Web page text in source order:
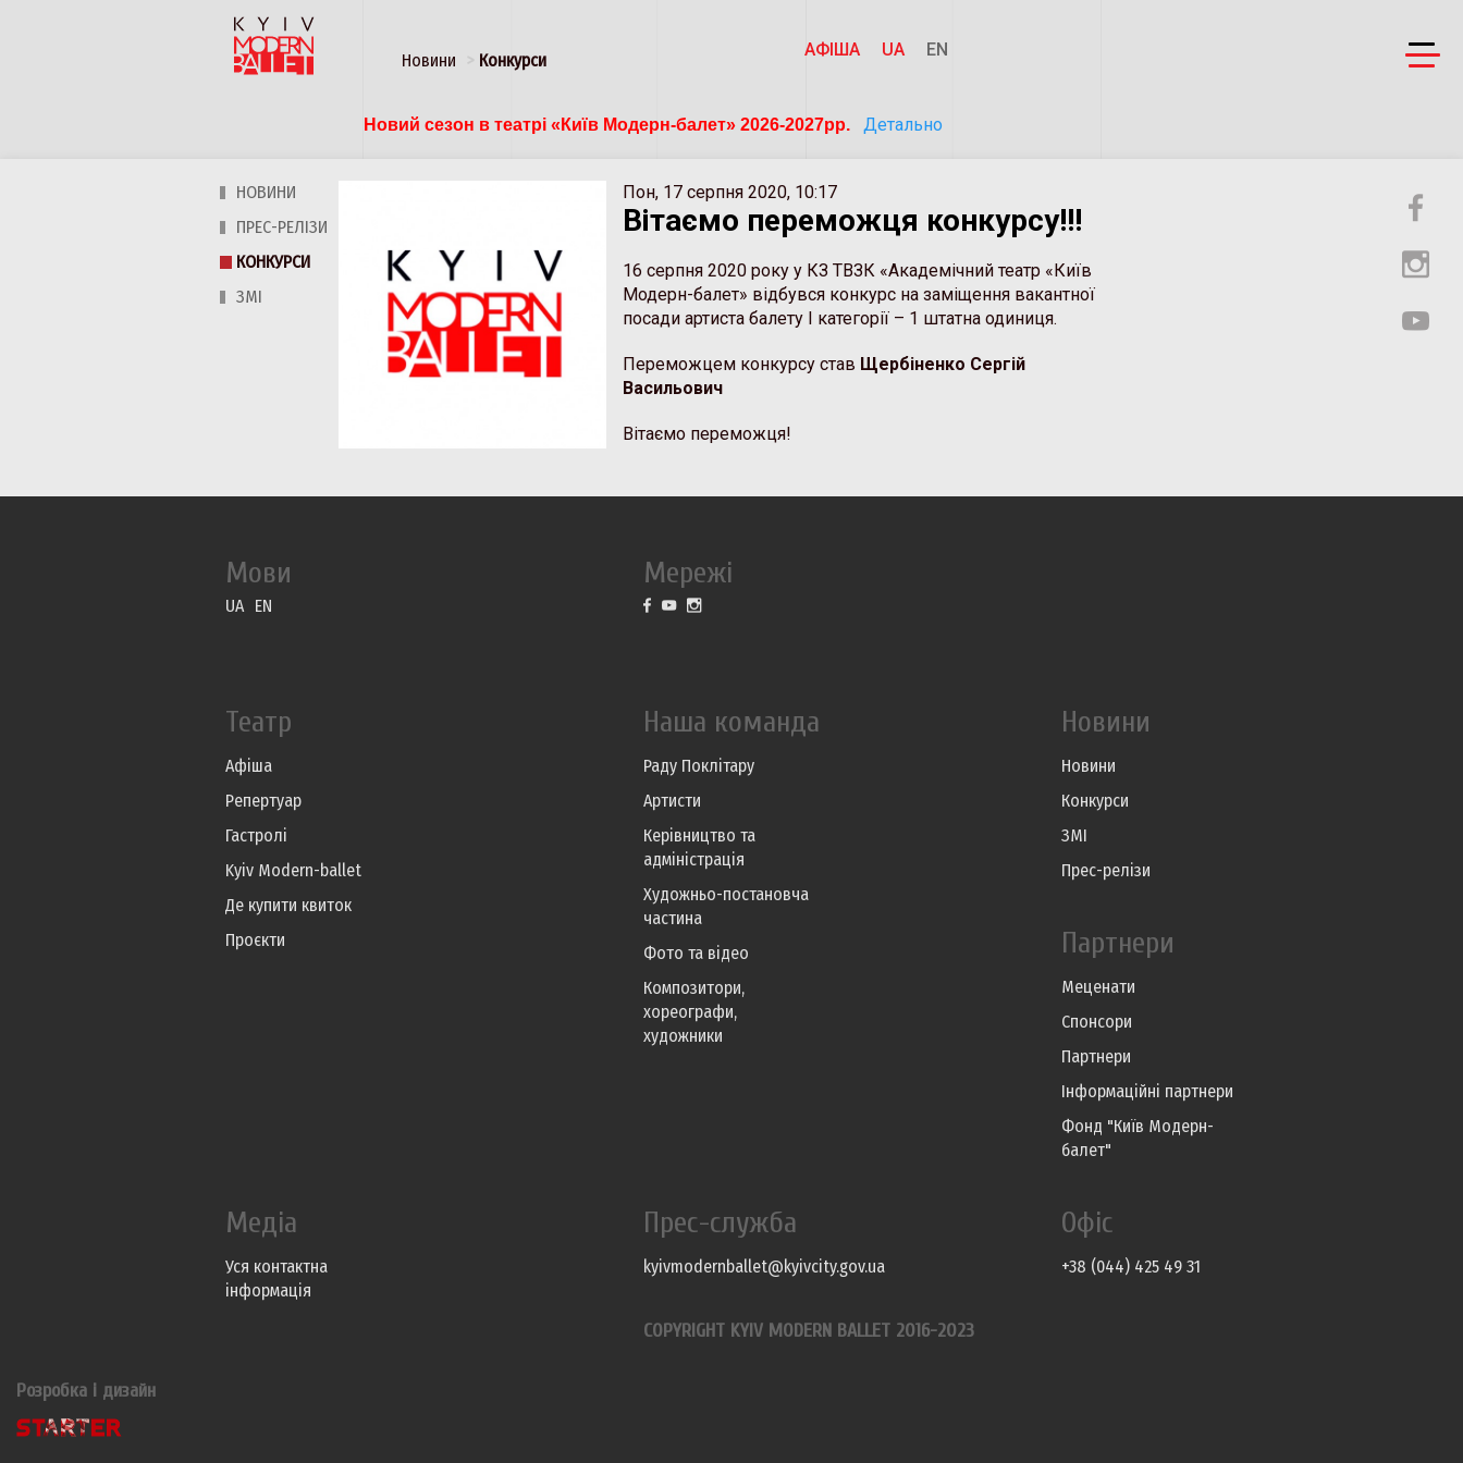
Новини Конкурси
АФІША UA EN
Новий сезон в театрі «Київ Модерн-балет» 2026-2027рр. Детально
НОВИНИ
ПРЕС-РЕЛІЗИ
КОНКУРСИ
ЗМІ
Пон, 17 серпня 2020, 10:17
Вітаємо переможця конкурсу!!!
16 серпня 2020 року у КЗ ТВЗК «Академічний театр «Київ
Модерн-балет» відбувся конкурс на заміщення вакантної
посади артиста балету І категорії – 1 штатна одиниця.
Переможцем конкурсу став Щербіненко Сергій
Васильович
Вітаємо переможця!
Мови
UA EN
Мережі
Театр
Афіша
Репертуар
Гастролі
Kyiv Modern-ballet
Де купити квиток
Проєкти
Наша команда
Раду Поклітару
Артисти
Керівництво та
адміністрація
Художньо-постановча
частина
Фото та відео
Композитори,
хореографи,
художники
Новини
Новини
Конкурси
ЗМІ
Прес-релізи
Партнери
Меценати
Спонсори
Партнери
Інформаційні партнери
Фонд "Київ Модерн-
балет"
Медіа
Уся контактна
інформація
Прес-служба
kyivmodernballet@kyivcity.gov.ua
Офіс
+38 (044) 425 49 31
COPYRIGHT KYIV MODERN BALLET 2016-2023
Розробка і дизайн